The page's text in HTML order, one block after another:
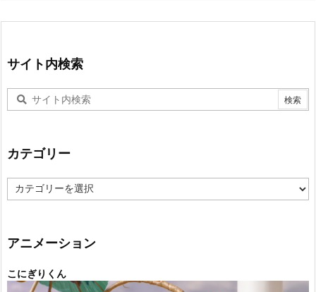
サイト内検索
カテゴリー
テ
ー
アニメーション
こにぎりくん